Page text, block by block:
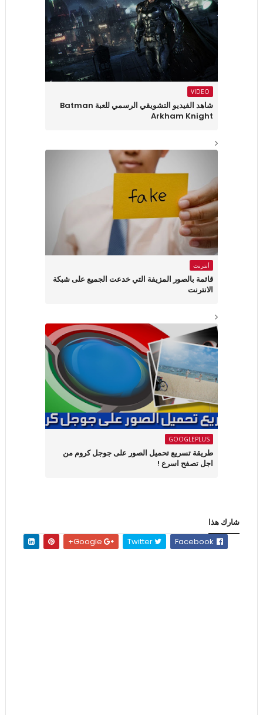
VIDEO
شاهد الفيديو التشويقي الرسمي للعبة Batman
Arkham Knight
أنترنت
قائمة بالصور المزيفة التي خدعت الجميع على شبكة
الانترنت
GOOGLEPLUS
طريقة تسريع تحميل الصور على جوجل كروم من
اجل تصفح اسرع !
شارك هذا
Twitter